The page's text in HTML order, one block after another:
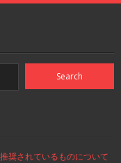
奨されているものについて